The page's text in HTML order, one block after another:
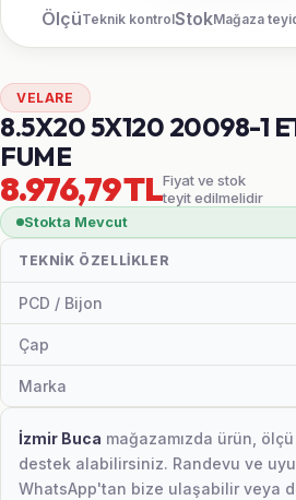
ÖlçüTeknik kontrolStokMağaza
VELARE
8.5X20 5X120 20098-1
FUME
8.976,79 TLFiyat ve stok
teyit edilmelidir
Stokta Mevcut
TEKNIK ÖZELLIKLER
PCD / Bijon
Çap
Marka
İzmir Buca mağazamızda ürün,
destek alabilirsiniz. Randevu ve
WhatsApp'tan bize ulaşabilir veya